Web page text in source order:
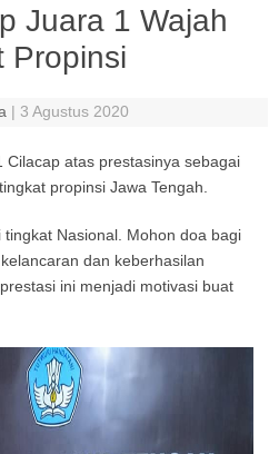
Juara 1 Wajah
Propinsi
| 3 Agustus 2020
Cilacap atas prestasinya sebagai
propinsi Jawa Tengah.
Nasional. Mohon doa bagi
dan keberhasilan
ini menjadi motivasi buat